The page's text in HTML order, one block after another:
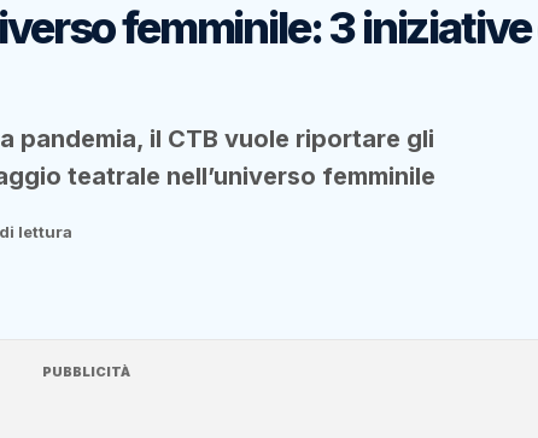
femminile: 3 iniziative
pandemia, il CTB vuole riportare gli
teatrale nell’universo femminile
lettura
PUBBLICITÀ